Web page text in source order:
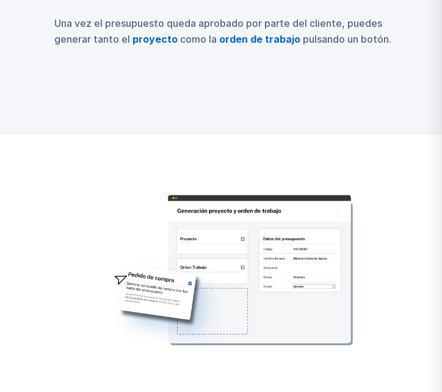
Una vez el presupuesto queda aprobado por parte del cliente, puedes
generar tanto el proyecto como la orden de trabajo pulsando un botón.